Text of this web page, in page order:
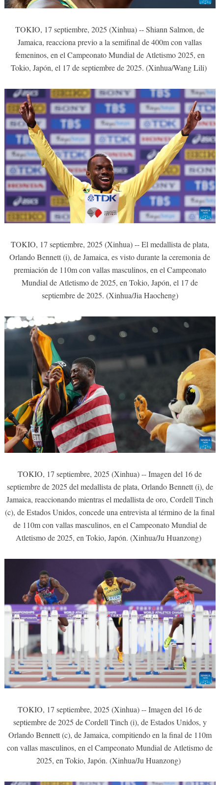
TOKIO, 17 septiembre, 2025 (Xinhua) -- Shiann Salmon, de
Jamaica, reacciona previo a la semifinal de 400m con vallas
femeninos, en el Campeonato Mundial de Atletismo 2025, en
Tokio, Japón, el 17 de septiembre de 2025. (Xinhua/Wang Lili)
TOKIO, 17 septiembre, 2025 (Xinhua) -- El medallista de plata,
Orlando Bennett (i), de Jamaica, es visto durante la ceremonia de
premiación de 110m con vallas masculinos, en el Campeonato
Mundial de Atletismo de 2025, en Tokio, Japón, el 17 de
septiembre de 2025. (Xinhua/Jia Haocheng)
TOKIO, 17 septiembre, 2025 (Xinhua) -- Imagen del 16 de
septiembre de 2025 del medallista de plata, Orlando Bennett (i), de
Jamaica, reaccionando mientras el medallista de oro, Cordell Tinch
(c), de Estados Unidos, concede una entrevista al término de la final
de 110m con vallas masculinos, en el Campeonato Mundial de
Atletismo de 2025, en Tokio, Japón. (Xinhua/Ju Huanzong)
TOKIO, 17 septiembre, 2025 (Xinhua) -- Imagen del 16 de
septiembre de 2025 de Cordell Tinch (i), de Estados Unidos, y
Orlando Bennett (c), de Jamaica, compitiendo en la final de 110m
con vallas masculinos, en el Campeonato Mundial de Atletismo de
2025, en Tokio, Japón. (Xinhua/Ju Huanzong)